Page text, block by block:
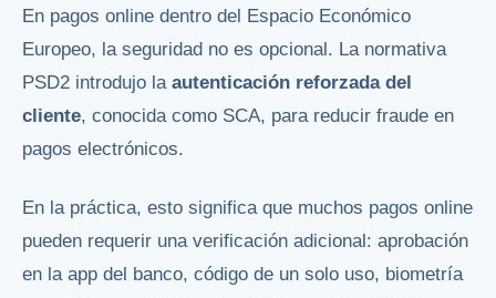
En pagos online dentro del Espacio Económico
Europeo, la seguridad no es opcional. La normativa
PSD2 introdujo la autenticación reforzada del
cliente, conocida como SCA, para reducir fraude en
pagos electrónicos.
En la práctica, esto significa que muchos pagos online
pueden requerir una verificación adicional: aprobación
en la app del banco, código de un solo uso, biometría